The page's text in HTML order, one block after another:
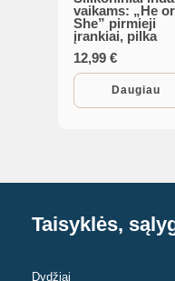
vaikams: „He or
She” pirmieji
įrankiai, pilka
12,99€
Daugiau
Taisyklės,
Dydžiai